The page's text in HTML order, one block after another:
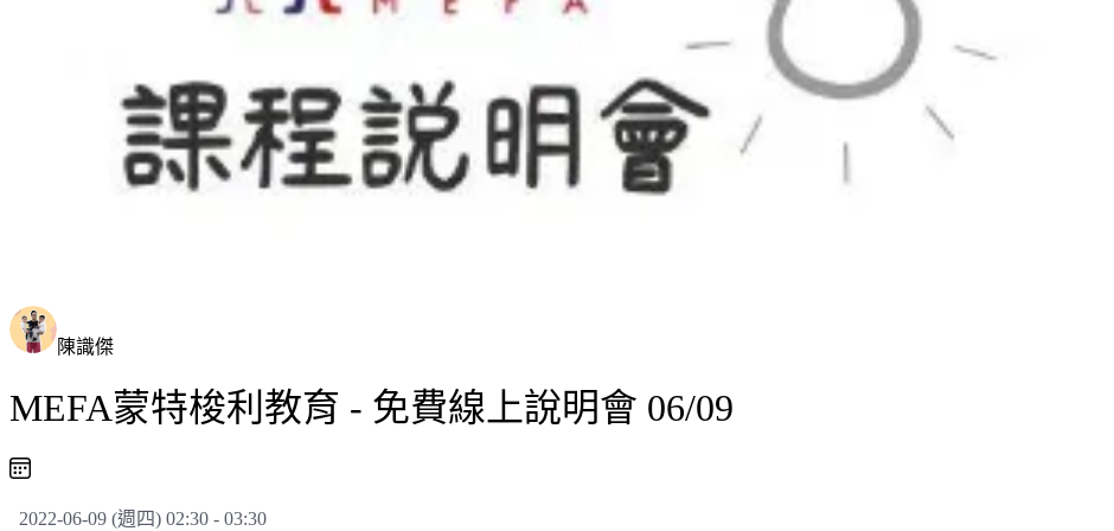
陳識傑
MEFA蒙特梭利教育 - 免費線上說明會 06/09
2022-06-09 (週四) 02:30 - 03:30